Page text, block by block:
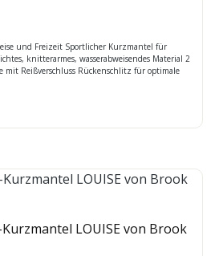
und Freizeit Sportlicher Kurzmantel für
knitterarmes, wasserabweisendes Material 2
mit Reißverschluss Rückenschlitz für optimale
LOUISE von Brook